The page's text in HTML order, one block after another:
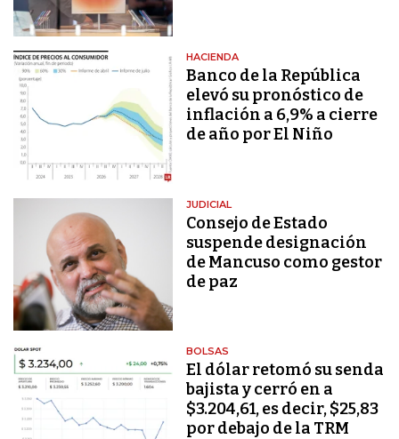
HACIENDA
Banco de la República
elevó su pronóstico de
inflación a 6,9% a cierre
de año por El Niño
JUDICIAL
Consejo de Estado
suspende designación
de Mancuso como gestor
de paz
BOLSAS
El dólar retomó su senda
bajista y cerró en a
$3.204,61, es decir, $25,83
por debajo de la TRM